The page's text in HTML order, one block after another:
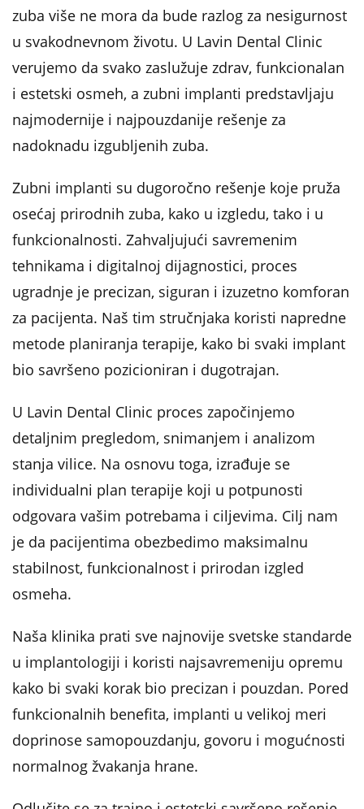
zuba više ne mora da bude razlog za nesigurnost
u svakodnevnom životu. U Lavin Dental Clinic
verujemo da svako zaslužuje zdrav, funkcionalan
i estetski osmeh, a zubni implanti predstavljaju
najmodernije i najpouzdanije rešenje za
nadoknadu izgubljenih zuba.
Zubni implanti su dugoročno rešenje koje pruža
osećaj prirodnih zuba, kako u izgledu, tako i u
funkcionalnosti. Zahvaljujući savremenim
tehnikama i digitalnoj dijagnostici, proces
ugradnje je precizan, siguran i izuzetno komforan
za pacijenta. Naš tim stručnjaka koristi napredne
metode planiranja terapije, kako bi svaki implant
bio savršeno pozicioniran i dugotrajan.
U Lavin Dental Clinic proces započinjemo
detaljnim pregledom, snimanjem i analizom
stanja vilice. Na osnovu toga, izrađuje se
individualni plan terapije koji u potpunosti
odgovara vašim potrebama i ciljevima. Cilj nam
je da pacijentima obezbedimo maksimalnu
stabilnost, funkcionalnost i prirodan izgled
osmeha.
Naša klinika prati sve najnovije svetske standarde
u implantologiji i koristi najsavremeniju opremu
kako bi svaki korak bio precizan i pouzdan. Pored
funkcionalnih benefita, implanti u velikoj meri
doprinose samopouzdanju, govoru i mogućnosti
normalnog žvakanja hrane.